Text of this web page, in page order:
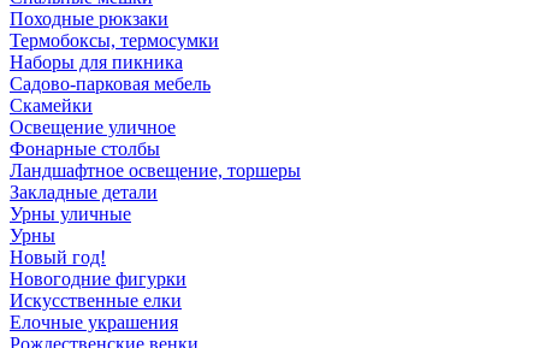
Походные рюкзаки
Термобоксы, термосумки
Наборы для пикника
Садово-парковая мебель
Скамейки
Освещение уличное
Фонарные столбы
Ландшафтное освещение, торшеры
Закладные детали
Урны уличные
Урны
Новый год!
Новогодние фигурки
Искусственные елки
Елочные украшения
Рождественские венки